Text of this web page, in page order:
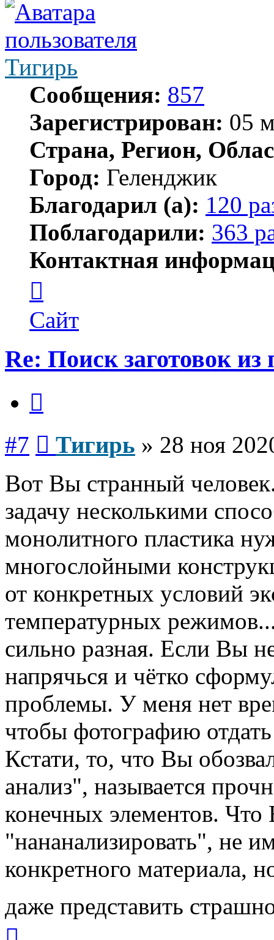
Тигирь
Сообщения: 857
Зарегистрирован: 05
Страна, Регион,
Город: Геленджик
Благодарил (а): 120
Поблагодарили: 363
Контактная
пользователя
Тигирь
Сайт
Re: Поиск заготовок из
#7 Тигирь » 28 ноя
Вот Вы странный
задачу несколькими
монолитного пластика
многослойными
от конкретных условий
температурных
сильно разная. Если Вы
напрячься и чётко
проблемы. У меня нет
чтобы фотографию
Кстати, то, что Вы
анализ", называется
конечных элементов.
"нананализировать", не
конкретного материала,
даже представить